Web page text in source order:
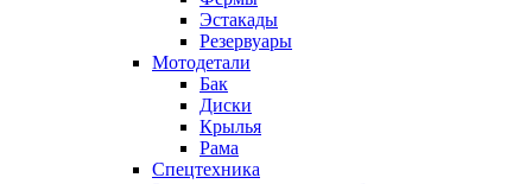
Эстакады
Резервуары
Мотодетали
Бак
Диски
Крылья
Рама
Спецтехника